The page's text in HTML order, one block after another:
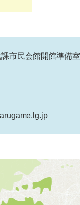
市民会館開館準備室